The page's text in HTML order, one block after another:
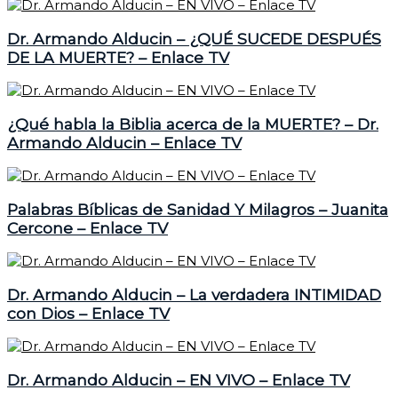
Dr. Armando Alducin – ¿QUÉ SUCEDE DESPUÉS
DE LA MUERTE? – Enlace TV
¿Qué habla la Biblia acerca de la MUERTE? – Dr.
Armando Alducin – Enlace TV
Palabras Bíblicas de Sanidad Y Milagros – Juanita
Cercone – Enlace TV
Dr. Armando Alducin – La verdadera INTIMIDAD
con Dios – Enlace TV
Dr. Armando Alducin – EN VIVO – Enlace TV